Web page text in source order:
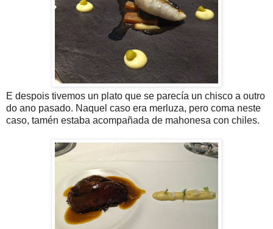
E despois tivemos un plato que se parecía un chisco a outro
do ano pasado. Naquel caso era merluza, pero coma neste
caso, tamén estaba acompañada de mahonesa con chiles.